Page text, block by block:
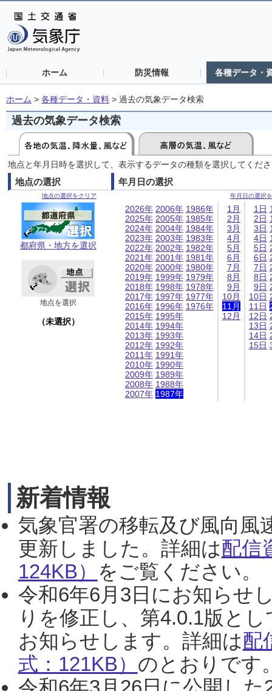
ホーム 防災情報 各種データ・
ホーム > 各種データ・資料 > 過去の気象データ検索
過去の気象データ検索
地点と年月日時を選択して、表示するデータの種類を選択してくだ
地点の選択
地点の選択をクリア
都府県・地方を選択
地点を選択
（未選択）
年月日の選択
年月日の選択
2026年
2025年
2024年
2023年
2022年
2021年
2020年
2019年
2018年
2017年
2016年
2015年
2014年
2013年
2012年
2011年
2010年
2009年
2008年
2007年
2006年
2005年
2004年
2003年
2002年
2001年
2000年
1999年
1998年
1997年
1996年
1995年
1994年
1993年
1992年
1991年
1990年
1989年
1988年
1987年
1986年
1985年
1984年
1983年
1982年
1981年
1980年
1979年
1978年
1977年
1976年
1月
2月
3月
4月
5月
6月
7月
8月
9月
10月
11月
12月
1日
2日
3日
4日
5日
6日
7日
8日
9日
10日
11日
12日
13日
14日
15日
新着情報
気象官署の移転及び風向風
更新しました。詳細は配信
124KB） をご覧ください。
令和6年6月3日にお知らせ
りを修正し、第4.0.1版と
お知らせします。詳細は配
式：121KB） のとおりです